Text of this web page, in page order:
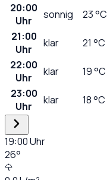
20:00
Uhr
sonnig 23°C
21:00
Uhr
klar 21 °C
22:00
Uhr
klar 19°C
23:00
Uhr
klar 18°C
19:00Uhr
26°